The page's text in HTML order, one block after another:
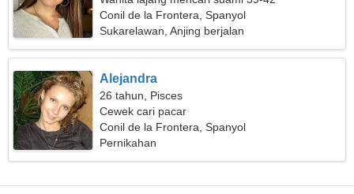
Conil de la Frontera, Spanyol
Sukarelawan, Anjing berjalan
Alejandra
26 tahun, Pisces
Cewek cari pacar
Conil de la Frontera, Spanyol
Pernikahan